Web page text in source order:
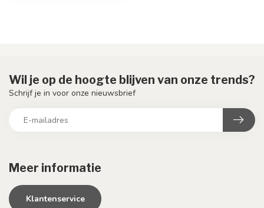
Meer informatie
Klantenservice
Wil je op de hoogte blijven van onze trends?
Schrijf je in voor onze nieuwsbrief